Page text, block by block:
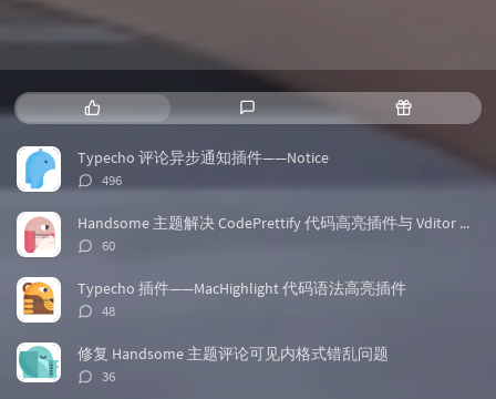
热
门
新
评
论
随
机
Typecho 评论异步通知插件——Notice
评
数：
496
Handsome 主题解决 CodePrettify 代码高亮插件与 Vditor 兼容问题
评
数：
60
Typecho 插件——MacHighlight 代码语法高亮插件
评
数：
48
修复 Handsome 主题评论可见内格式错乱问题
评
36